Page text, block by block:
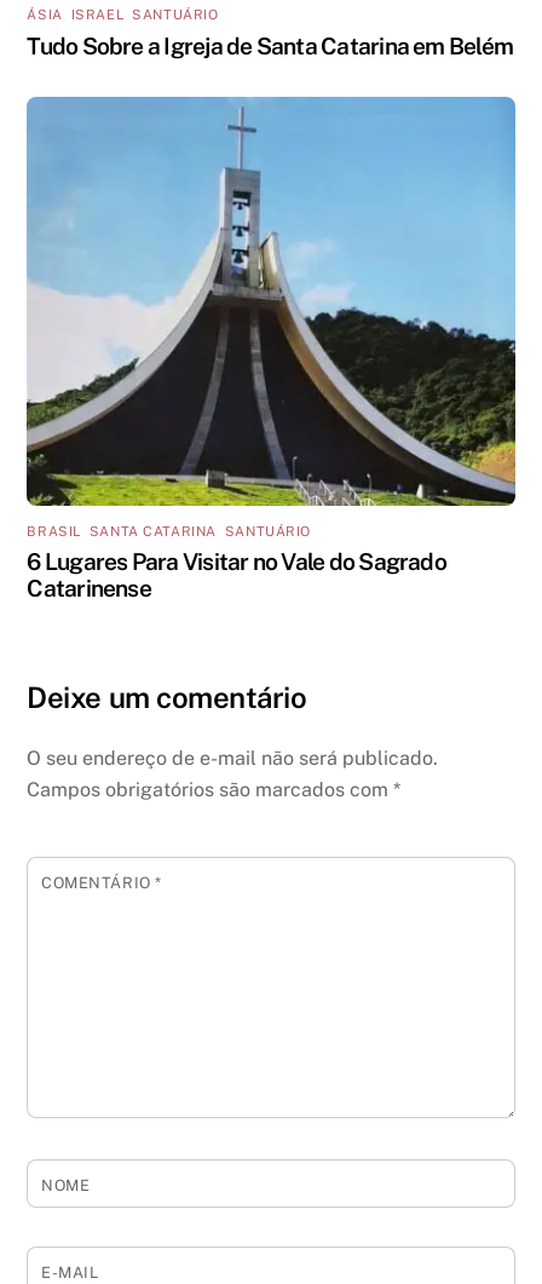
ÁSIA ISRAEL SANTUÁRIO
Tudo Sobre a Igreja de Santa Catarina em Belém
BRASIL SANTA CATARINA SANTUÁRIO
6 Lugares Para Visitar no Vale do Sagrado
Catarinense
Deixe um comentário
O seu endereço de e-mail não será publicado.
Campos obrigatórios são marcados com*
COMENTÁRIO*
NOME
E-MAIL